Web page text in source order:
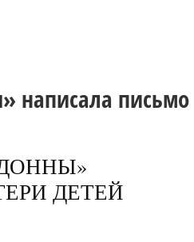
написала письмо
ДЕТЕЙ